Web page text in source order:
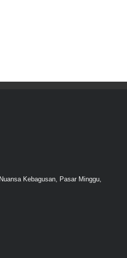
Kebagusan, Pasar Minggu,